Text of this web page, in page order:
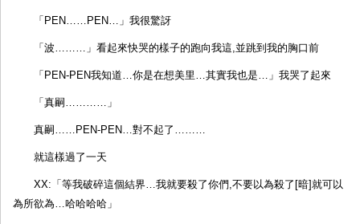
「PEN……PEN…」我很驚訝
「波………」看起來快哭的樣子的跑向我這,並跳到我的胸口前
「PEN-PEN我知道…你是在想美里…其實我也是…」我哭了起來
「真嗣…………」
真嗣……PEN-PEN…對不起了………
就這樣過了一天
XX:「等我破碎這個結界…我就要殺了你們,不要以為殺了[暗]就可以
為所欲為…哈哈哈哈」